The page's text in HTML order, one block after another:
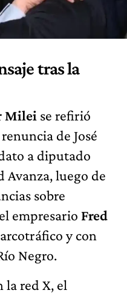
tras la
Milei se refirió
de José
a diputado
luego de
sobre
empresario Fred
y con
Negro.
la red X, el